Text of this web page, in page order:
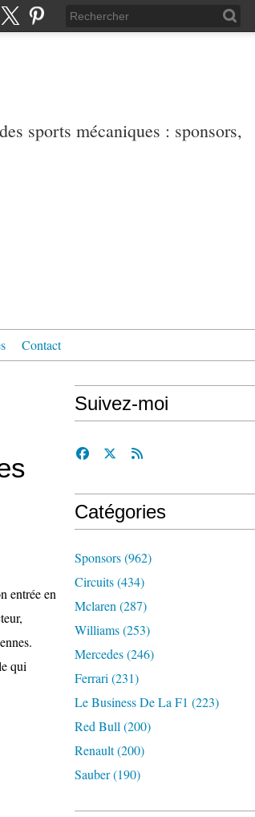
sports mécaniques : sponsors,
Contact
entrée en
qui
Suivez-moi
Catégories
Sponsors(962)
Circuits(434)
Mclaren (287)
Williams(253)
Mercedes(246)
Ferrari (231)
Le Business De La F1 (223)
Red Bull (200)
Renault(200)
Sauber(190)